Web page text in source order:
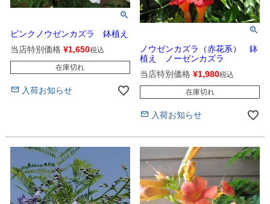
ピンクノウゼンカズラ 鉢植え
当店特別価格 ¥1,650税込
在庫切れ
入荷お知らせ
ノウゼンカズラ（赤花系） 鉢
植え ノーゼンカズラ
当店特別価格 ¥1,980税込
在庫切れ
入荷お知らせ